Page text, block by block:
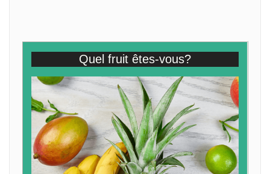
Quel fruit êtes-vous?